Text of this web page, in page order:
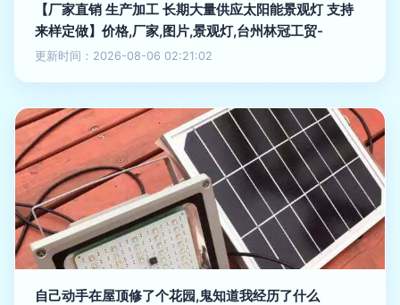
【厂家直销 生产加工 长期大量供应太阳能景观灯 支持
来样定做】价格,厂家,图片,景观灯,台州林冠工贸-
更新时间：2026-08-06 02:21:02
自己动手在屋顶修了个花园,鬼知道我经历了什么